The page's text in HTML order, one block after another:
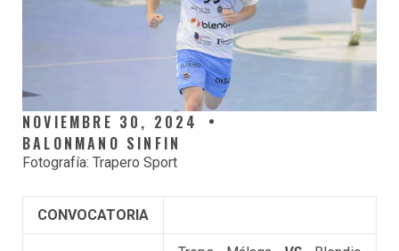
NOVIEMBRE 30, 2024
BALONMANO SINFIN
Fotografía: Trapero Sport
CONVOCATORIA